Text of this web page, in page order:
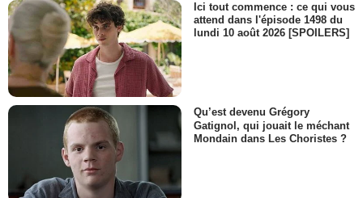
Ici tout commence : ce qui vous
attend dans l'épisode 1498 du
lundi 10 août 2026 [SPOILERS]
Qu’est devenu Grégory
Gatignol, qui jouait le méchant
Mondain dans Les Choristes ?